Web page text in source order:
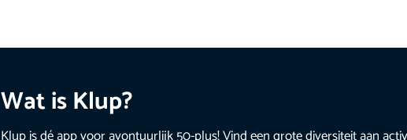
Wat is Klup?